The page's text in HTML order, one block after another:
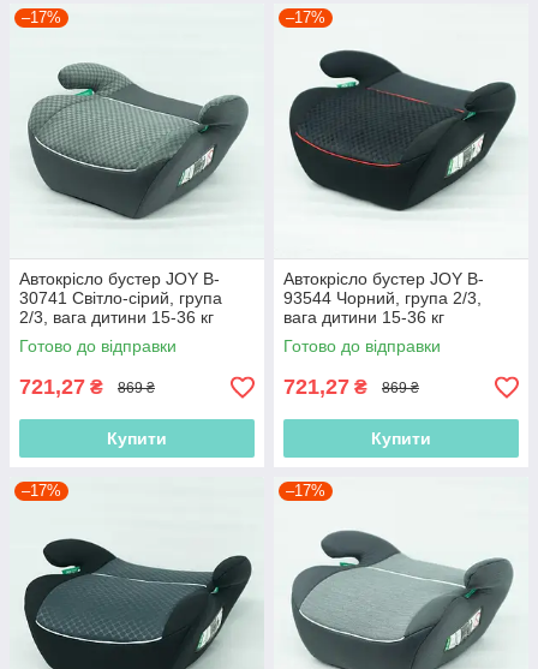
–17%
Автокрісло бустер JOY B-
30741 Світло-сірий, група
2/3, вага дитини 15-36 кг
Готово до відправки
721,27 ₴ 869 ₴
Купити
–17%
Автокрісло бустер JOY B-
93544 Чорний, група 2/3,
вага дитини 15-36 кг
Готово до відправки
721,27 ₴ 869 ₴
Купити
–17% –17%